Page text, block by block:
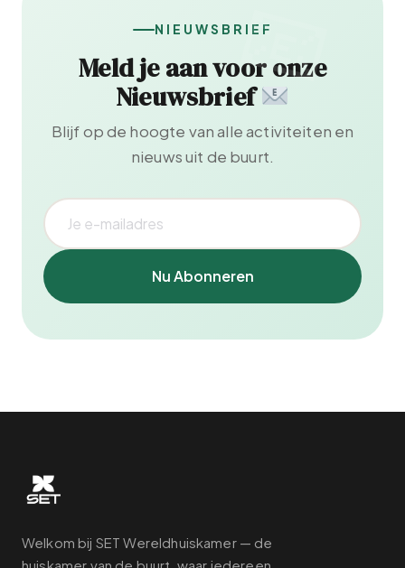
NIEUWSBRIEF
Meld je aan voor onze
Nieuwsbrief
Blijf op de hoogte van alle activiteiten en
nieuws uit de buurt.
Nu Abonneren
Welkom bij SET Wereldhuiskamer — de